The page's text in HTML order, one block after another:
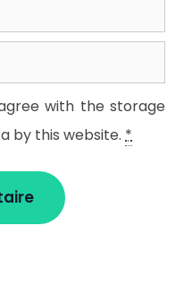
with the storage
by this website. *